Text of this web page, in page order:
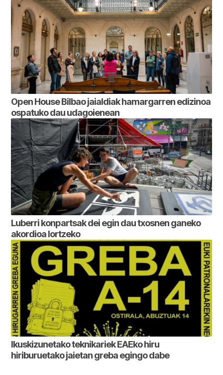
Open House Bilbao jaialdiak hamargarren edizinoa
ospatuko dau udagoienean
Luberri konpartsak dei egin dau txosnen ganeko
akordioa lortzeko
Ikuskizunetako teknikariek EAEko hiru
hiriburuetako jaietan greba egingo dabe